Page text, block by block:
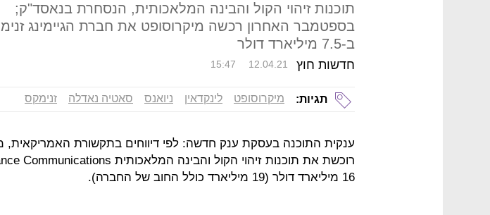
תוכנות זיהוי הקול והבינה המלאכותית, הנסחרת בנאסד"ק;
בספטמבר האחרון רכשה מיקרוסופט את חברת הגיימינג
ב-7.5 מיליארד דולר
חדשות חוץ 15:47 12.04.21
תגיות: מיקרוסופט לינקדאין ניואנס סאטיה נאדלה זנימקס
ענקית התוכנה בעסקת ענק חדשה: לפי דיווחים בתקשורת האמריקאית,
16 מיליארד דולר (19 מיליארד כולל החוב של החברה).